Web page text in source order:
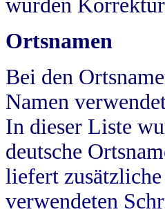
wurden
Ortsnamen
Bei den
Namen
In dieser Liste
deutsche
liefert
verwendeten